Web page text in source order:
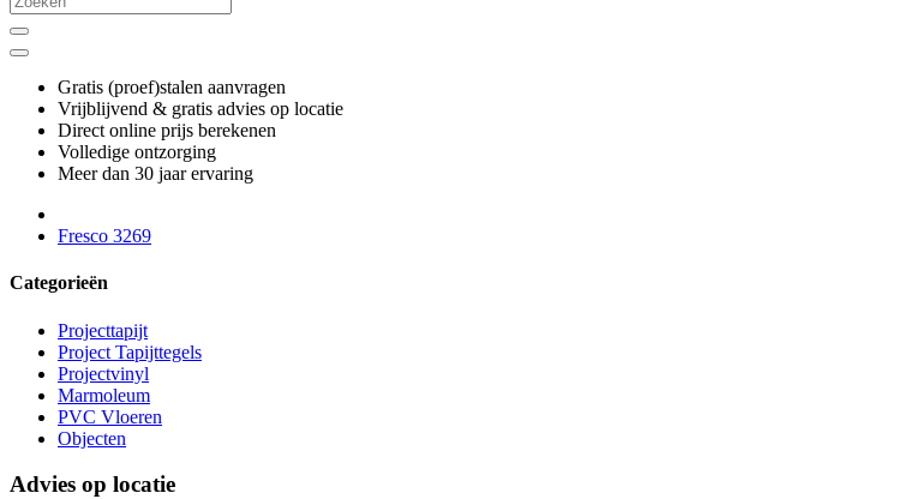
Gratis (proef)stalen aanvragen
Vrijblijvend & gratis advies op locatie
Direct online prijs berekenen
Volledige ontzorging
Meer dan 30 jaar ervaring
Fresco 3269
Categorieën
Projecttapijt
Project Tapijttegels
Projectvinyl
Marmoleum
PVC Vloeren
Objecten
Advies op locatie